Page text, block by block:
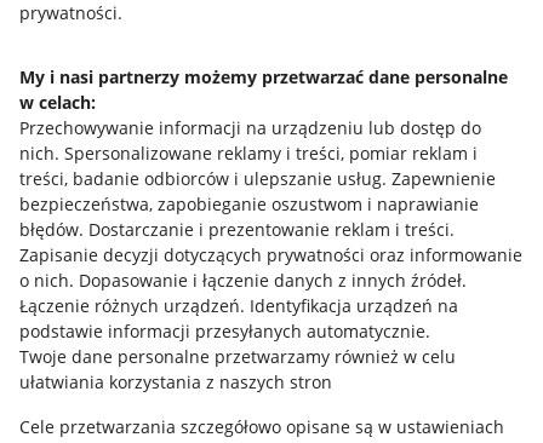
prywatności.
My i nasi partnerzy możemy przetwarzać dane personalne
w celach:
Przechowywanie informacji na urządzeniu lub dostęp do
nich. Spersonalizowane reklamy i treści, pomiar reklam i
treści, badanie odbiorców i ulepszanie usług. Zapewnienie
bezpieczeństwa, zapobieganie oszustwom i naprawianie
błędów. Dostarczanie i prezentowanie reklam i treści.
Zapisanie decyzji dotyczących prywatności oraz informowanie
o nich. Dopasowanie i łączenie danych z innych źródeł.
Łączenie różnych urządzeń. Identyfikacja urządzeń na
podstawie informacji przesyłanych automatycznie.
Twoje dane personalne przetwarzamy również w celu
ułatwiania korzystania z naszych stron
Cele przetwarzania szczegółowo opisane są w ustawieniach
Jak to działa
Allegro Gadane dla sprzedających
Allegro Gadane dla kupujących
Mapa miejscowości
Informacje prawne
Regulamin
Polityka plików "cookies"
Ustawienia plików "cookies"
Udostępnianie lokalizacji